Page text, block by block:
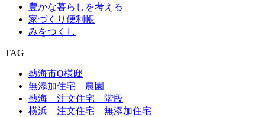
豊かな暮らしを考える
家づくり便利帳
みをつくし
TAG
熱海市O様邸
無添加住宅 農園
熱海 注文住宅 階段
横浜 注文住宅 無添加住宅